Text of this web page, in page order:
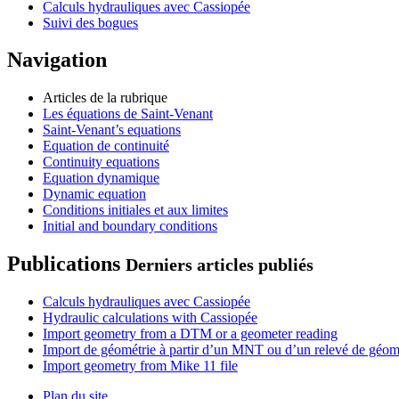
Calculs hydrauliques avec Cassiopée
Suivi des bogues
Navigation
Articles de la rubrique
Les équations de Saint-Venant
Saint-Venant’s equations
Equation de continuité
Continuity equations
Equation dynamique
Dynamic equation
Conditions initiales et aux limites
Initial and boundary conditions
Publications Derniers articles publiés
Calculs hydrauliques avec Cassiopée
Hydraulic calculations with Cassiopée
Import geometry from a DTM or a geometer reading
Import de géométrie à partir d’un MNT ou d’un relevé de
Import geometry from Mike 11 file